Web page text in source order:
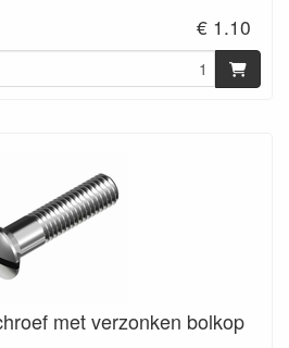
€ 1.10
met verzonken bolkop